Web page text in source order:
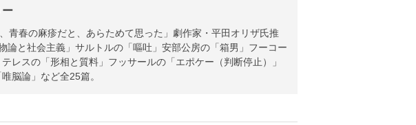
ー
青春の麻疹だと、あらためて思った」劇作家・平田オリザ氏推
と社会主義」サルトルの「嘔吐」安部公房の「箱男」フーコー
レスの「形相と質料」フッサールの「エポケー（判断停止）」
脳論」など全25篇。